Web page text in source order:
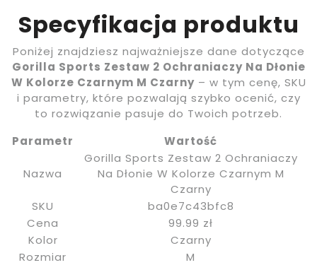
Specyfikacja produktu
Poniżej znajdziesz najważniejsze dane dotyczące
Gorilla Sports Zestaw 2 Ochraniaczy Na Dłonie
W Kolorze Czarnym M Czarny– w tym cenę, SKU
i parametry, które pozwalają szybko ocenić, czy
to rozwiązanie pasuje do Twoich potrzeb.
Parametr
Wartość
Nazwa
Gorilla Sports Zestaw 2 Ochraniaczy
Na Dłonie W Kolorze Czarnym M
Czarny
SKU
ba0e7c43bfc8
Cena
99.99 zł
Kolor
Czarny
Rozmiar
M